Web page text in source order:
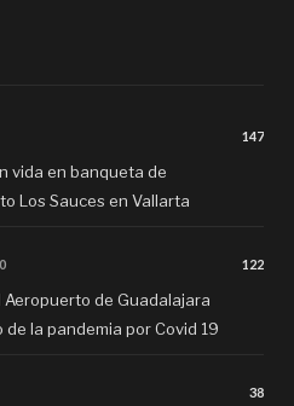
147
vida en banqueta de
Los Sauces en Vallarta
122
Aeropuerto de Guadalajara
de la pandemia por Covid 19
38